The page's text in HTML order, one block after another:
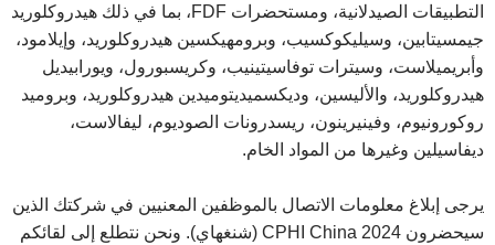
التطبيقات الصيدلانية، ومستحضرات FDF، بما في ذلك هيدروكلوريد
جيمسيتابين، وسيليكوكسيب، وبرومهيكسين هيدروكلوريد، وإيلامود،
وأبريميلاست، وسيترات توفاسيتينيب، وكريسبورول، ويورابيديل
هيدروكلوريد، والأليسين، وديكسميديتوميدين هيدروكلوريد، وبروميد
روكورونيوم، وفينيرينون، ريسدرونات الصوديوم، ليفالاست،
ديفاسيلين وغيرها من المواد الخام.
يرجى إبلاغ معلومات الاتصال بالموظفين المعنيين في شركتك الذين
سيحضرون 2024 CPHI China (شنغهاي). ونحن نتطلع إلى لقائكم